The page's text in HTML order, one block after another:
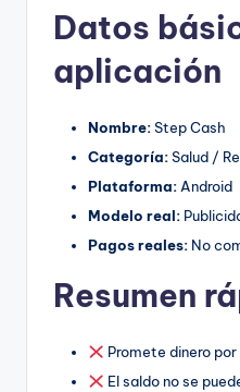
Datos
aplicación
Nombre:Step Cash
Categoría:Salud /
Plataforma: Android
Modelo real:
Pagos reales: No
Resumen
Promete dinero
El saldo no se